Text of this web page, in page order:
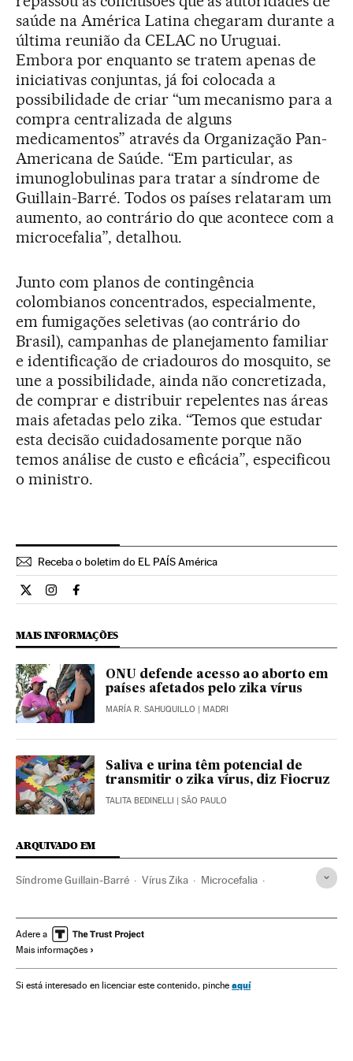
saúde na América Latina chegaram durante a
última reunião da CELAC no Uruguai.
Embora por enquanto se tratem apenas de
iniciativas conjuntas, já foi colocada a
possibilidade de criar “um mecanismo para a
compra centralizada de alguns
medicamentos” através da Organização Pan-
Americana de Saúde. “Em particular, as
imunoglobulinas para tratar a síndrome de
Guillain-Barré. Todos os países relataram um
aumento, ao contrário do que acontece com a
microcefalia”, detalhou.
Junto com planos de contingência
colombianos concentrados, especialmente,
em fumigações seletivas (ao contrário do
Brasil), campanhas de planejamento familiar
e identificação de criadouros do mosquito, se
une a possibilidade, ainda não concretizada,
de comprar e distribuir repelentes nas áreas
mais afetadas pelo zika. “Temos que estudar
esta decisão cuidadosamente porque não
temos análise de custo e eficácia”, especificou
o ministro.
Receba o boletim do EL PAÍS América
Internacional El País Brasil en Twitter
Internacional El País Brasil en Instagram
Internacional El País Brasil en Facebook
MAIS INFORMAÇÕES
ONU defende acesso ao aborto em
países afetados pelo zika vírus
MARÍA R. SAHUQUILLO | MADRI
Saliva e urina têm potencial de
transmitir o zika vírus, diz Fiocruz
TALITA BEDINELLI | SÃO PAULO
ARQUIVADO EM
Síndrome Guillain-Barré Vírus Zika Microcefalia
Malformações congênitas
Microbiologia
Colômbia Epidemia Reprodução América do Sul
Adere a
Mais informações
Si está interesado en licenciar este contenido, pinche aquí